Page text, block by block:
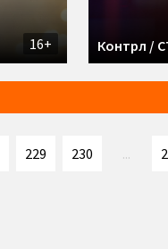
16+ Контрл /
229 230 ...